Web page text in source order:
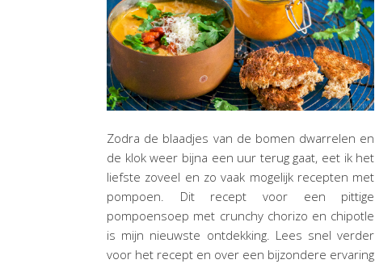
Zodra de blaadjes van de bomen dwarrelen en
de klok weer bijna een uur terug gaat, eet ik het
liefste zoveel en zo vaak mogelijk recepten met
pompoen. Dit recept voor een pittige
pompoensoep met crunchy chorizo en chipotle
is mijn nieuwste ontdekking. Lees snel verder
voor het recept en over een bijzondere ervaring